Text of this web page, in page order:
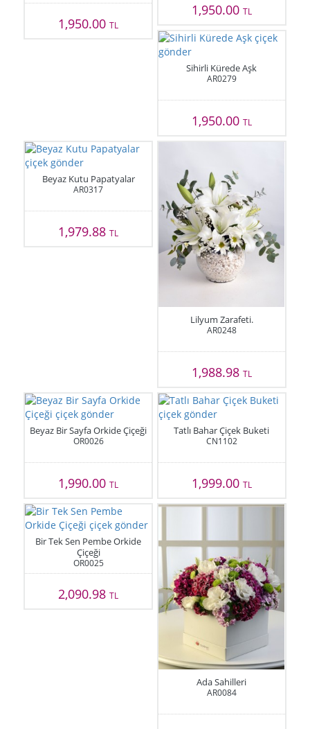
1,950.00TL
1,950.00 TL
Sihirli Kürede Aşk
AR0279
1,950.00 TL
Beyaz Kutu Papatyalar
AR0317
1,979.88TL
Lilyum Zarafeti.
AR0248
1,988.98 TL
Beyaz Bir Sayfa Orkide Çiçeği
OR0026
1,990.00TL
Tatlı Bahar Çiçek Buketi
CN1102
1,999.00 TL
Bir Tek Sen Pembe Orkide
Çiçeği
OR0025
2,090.98TL
Ada Sahilleri
AR0084